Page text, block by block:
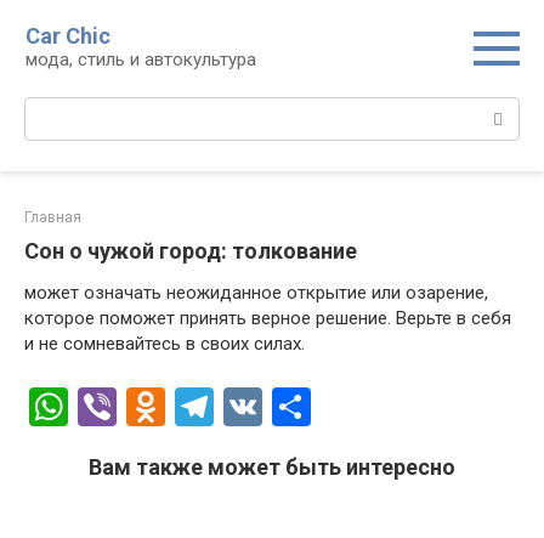
контенту
Car Chic
мода, стиль и автокультура
Поиск:
Главная
Сон о чужой город: толкование
может означать неожиданное открытие или озарение,
которое поможет принять верное решение. Верьте в себя
и не сомневайтесь в своих силах.
W
at
Vi
er
O
n
T
e
V
п
Вам также может быть интересно